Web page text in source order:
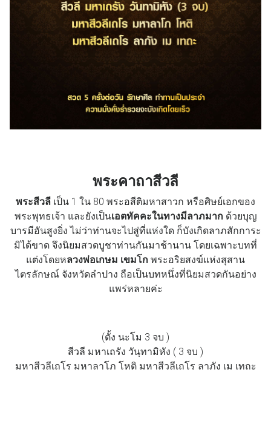
พระคาถาสีวลี
พระสีวลี เป็น 1 ใน 80 พระอสีติมหาสาวก หรือศิษย์เอกของ
พระพุทธเจ้า และยังเป็นเอตทัคคะในทางมีลาภมาก ด้วยบุญ
บารมีอันสูงยิ่ง ไม่ว่าท่านจะไปสู่ที่แห่งใด ก็บังเกิดลาภสักการะ
มิได้ขาด จึงนิยมสวดบูชาท่านกันมาช้านาน โดยเฉพาะบทที่
แต่งโดยหลวงพ่อเกษม เขมโก พระอริยสงฆ์แห่งสุสาน
ไตรลักษณ์ จังหวัดลำปาง ถือเป็นบทหนึ่งที่นิยมสวดกันอย่าง
แพร่หลายค่ะ
(ตั้ง นะโม 3 จบ )
สีวลี มหาเถรัง วันฺทามิหัง ( 3 จบ )
มหาสีวลีเถโร มหาลาโภ โหติ มหาสีวลีเถโร ลาภัง เม เทถะ